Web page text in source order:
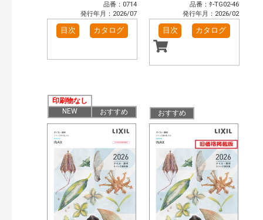
小型電気温水器（11）
水栓金具（46）
太陽光発電・屋根・外壁（90）
高性能住宅工法（55）
各種施設用設備機器（8）
検索
品番：0714
発行年月：2026/07
目次 カタログ
品番：ﾀ-TG02-46
発行年月：2026/02
目次 カタログ
印刷物なし
NEW
おすすめ おすすめ